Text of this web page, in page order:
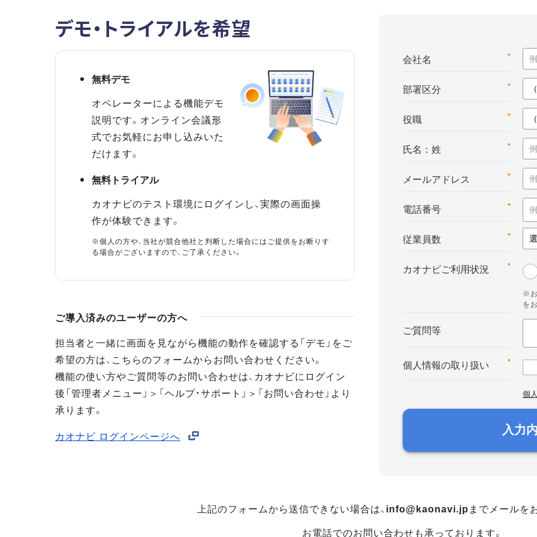
デモ・トライアルを希望
無料デモ
オペレーターによる機能デモ
説明です。オンライン会議形
式でお気軽にお申し込みいた
だけます。
無料トライアル
カオナビのテスト環境にログインし、実際の画面操
作が体験できます。
※個人の方や、当社が競合他社と判断した場合にはご提供をお断りす
る場合がございますので、ご了承ください。
ご導入済みのユーザーの方へ
担当者と一緒に画面を見ながら機能の動作を確認する「デモ」をご
希望の方は、こちらのフォームからお問い合わせください。
機能の使い方やご質問等のお問い合わせは、カオナビにログイン
後「管理者メニュー」＞「ヘルプ・サポート」＞「お問い合わせ」より
承ります。
カオナビ ログインページへ
*
会社名
*
部署区分
*
役職
*
氏名：姓
*
メールアドレス
*
電話番号
*
従業員数
*
カオナビご利用状況
※お
を
ご質問等
*
個人情報の取り扱い
個
入力
上記のフォームから送信できない場合は、 info@kaonavi.jp までメールを
お電話でのお問い合わせも承っております。